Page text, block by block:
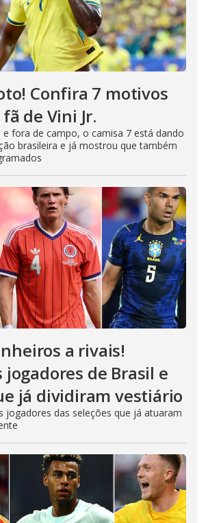
Confira 7 motivos
de Vini Jr.
fora de campo, o camisa 7 está dando
brasileira e já mostrou que também
a rivais!
jogadores de Brasil e
já dividiram vestiário
jogadores das seleções que já atuaram